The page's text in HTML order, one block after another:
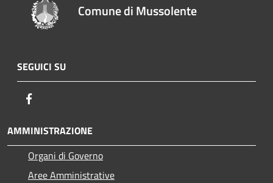
Comune di Mussolente
SEGUICI SU
AMMINISTRAZIONE
Organi di Governo
Aree Amministrative